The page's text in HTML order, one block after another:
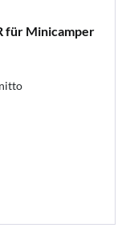
für Minicamper